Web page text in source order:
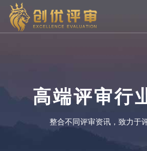
高端评审行
整合不同评审资讯，致力于